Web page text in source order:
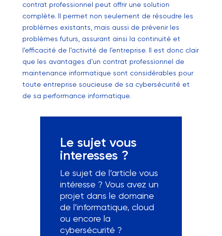
contrat professionnel peut offrir une solution
complète. Il permet non seulement de résoudre les
problèmes existants, mais aussi de prévenir les
problèmes futurs, assurant ainsi la continuité et
l’efficacité de l’activité de l’entreprise. Il est donc clair
que les avantages d’un contrat professionnel de
maintenance informatique sont considérables pour
toute entreprise soucieuse de sa cybersécurité et
de sa performance informatique.
Le sujet vous
interesses ?
Le sujet de l’article vous
intéresse ? Vous avez un
projet dans le domaine
de l’informatique, cloud
ou encore la
cybersécurité ?